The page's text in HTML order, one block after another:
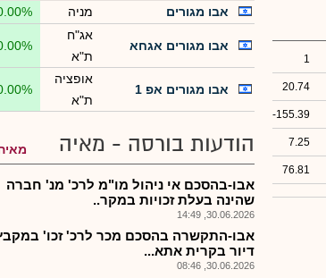
1
20.74
-155.39
7.25
76.81
אבו מגורים מניה
אבו מגורים אגחא
אג"ח
ת"א
אבו מגורים אפ 1
אופציה
ת"א
הודעות בורסה - מאיה
אבו-בהסכם אי ניהול מו"מ לרכ' מנ' חברה
שהינה בעלת זכויות במקר..
30.06.2026, 14:49
אבו-התקשרה בהסכם מכר לרכ' זכו'
דיור בקרית אתא...
30.06.2026, 08:46